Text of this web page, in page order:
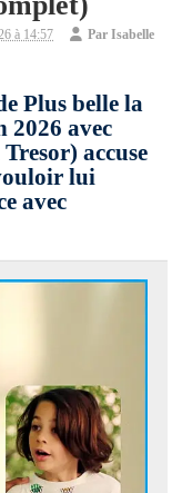
à 14:57 ParIsabelle
Plus belle la
2026 avec
accuse
lui
avec